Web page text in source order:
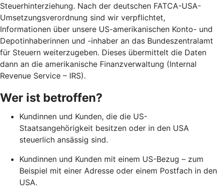
Steuerhinterziehung. Nach der deutschen FATCA-USA-
Umsetzungsverordnung sind wir verpflichtet,
Informationen über unsere US-amerikanischen Konto- und
Depotinhaberinnen und -inhaber an das Bundeszentralamt
für Steuern weiterzugeben. Dieses übermittelt die Daten
dann an die amerikanische Finanzverwaltung (Internal
Revenue Service – IRS).
Wer ist betroffen?
Kundinnen und Kunden, die die US-
Staatsangehörigkeit besitzen oder in den USA
steuerlich ansässig sind.
Kundinnen und Kunden mit einem US-Bezug – zum
Beispiel mit einer Adresse oder einem Postfach in den
USA.